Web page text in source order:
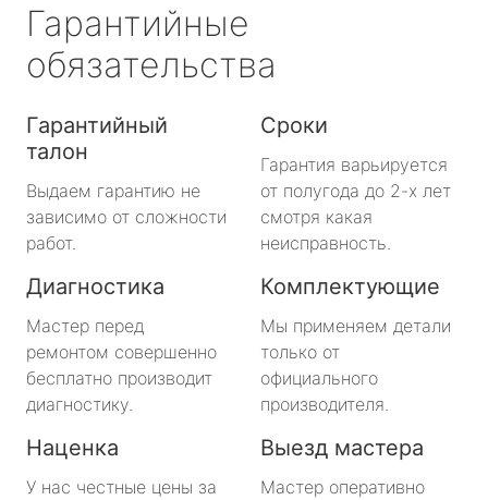
Гарантийные
обязательства
Гарантийный
талон
Выдаем гарантию не
зависимо от сложности
работ.
Сроки
Гарантия варьируется
от полугода до 2-х лет
смотря какая
неисправность.
Диагностика
Мастер перед
ремонтом совершенно
бесплатно производит
диагностику.
Комплектующие
Мы применяем детали
только от
официального
производителя.
Наценка
У нас честные цены за
Выезд мастера
Мастер оперативно